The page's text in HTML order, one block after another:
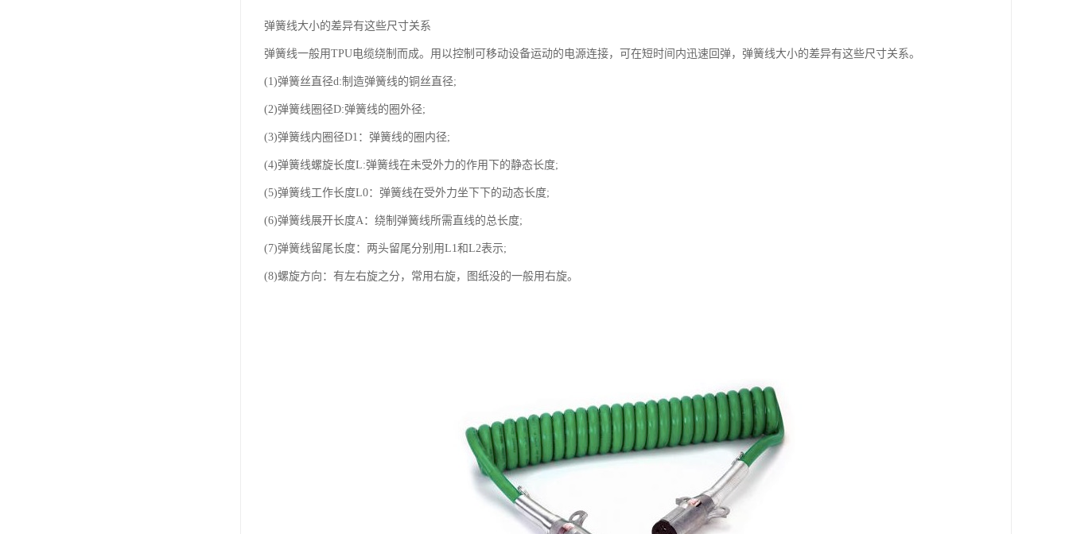
弹簧线大小的差异有这些尺寸关系
弹簧线一般用TPU电缆绕制而成。用以控制可移动设备运动的电源连接，可在短时间内迅速回弹，弹簧线大小的差异有这些尺寸关系。
(1)弹簧丝直径d:制造弹簧线的铜丝直径;
(2)弹簧线圈径D:弹簧线的圈外径;
(3)弹簧线内圈径D1：弹簧线的圈内径;
(4)弹簧线螺旋长度L:弹簧线在未受外力的作用下的静态长度;
(5)弹簧线工作长度L0：弹簧线在受外力坐下下的动态长度;
(6)弹簧线展开长度A：绕制弹簧线所需直线的总长度;
(7)弹簧线留尾长度：两头留尾分别用L1和L2表示;
(8)螺旋方向：有左右旋之分，常用右旋，图纸没的一般用右旋。